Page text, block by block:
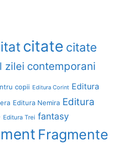
citate citate
zilei contemporani
copii Editura Corint Editura
Editura Nemira Editura
Editura Trei fantasy
Fragmente